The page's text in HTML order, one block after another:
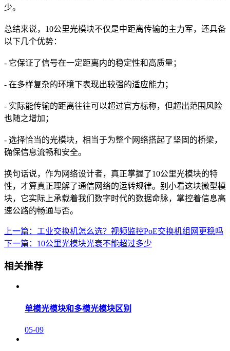
少。
总结来说，10公里光模块不仅是中距离传输的主力军，还具备
以下几个优势：
- 它保证了信号在一定距离内的稳定性和高质量；
- 在多样复杂的环境下表现出较强的适应能力；
- 实际能传输的距离往往可以超过官方标称，但超出范围风险
也随之增加；
- 选择恰当的光模块，相当于为整个网络搭起了坚固的桥梁，
确保信息流畅和安全。
换句话说，作为网络设计者，真正掌握了10公里光模块的特
性，才算真正理解了通信网络的运转规律。别小看这块微型模
块，它实际上承载着我们数字时代的数据命脉，掌控着信息高
速公路的畅通与否。
上一篇：工业交换机怎么选？视频监控PoE交换机组网更稳吗
下一篇：10公里光模块光衰不能超过多少
相关推荐
单模光模块和多模光模块区别
05-09